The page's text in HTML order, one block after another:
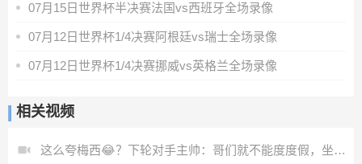
07月15日世界杯半决赛法国vs西班牙全场录像
07月12日世界杯1/4决赛阿根廷vs瑞士全场录像
07月12日世界杯1/4决赛挪威vs英格兰全场录像
相关视频
这么夸梅西😂？下轮对手主帅：哥们就不能度度假，坐坐游艇吗？